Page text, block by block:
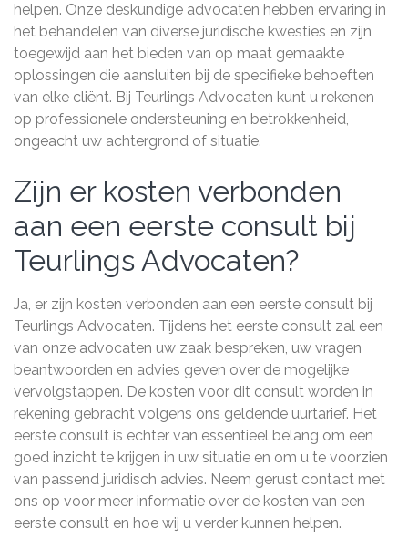
helpen. Onze deskundige advocaten hebben ervaring in
het behandelen van diverse juridische kwesties en zijn
toegewijd aan het bieden van op maat gemaakte
oplossingen die aansluiten bij de specifieke behoeften
van elke cliënt. Bij Teurlings Advocaten kunt u rekenen
op professionele ondersteuning en betrokkenheid,
ongeacht uw achtergrond of situatie.
Zijn er kosten verbonden
aan een eerste consult bij
Teurlings Advocaten?
Ja, er zijn kosten verbonden aan een eerste consult bij
Teurlings Advocaten. Tijdens het eerste consult zal een
van onze advocaten uw zaak bespreken, uw vragen
beantwoorden en advies geven over de mogelijke
vervolgstappen. De kosten voor dit consult worden in
rekening gebracht volgens ons geldende uurtarief. Het
eerste consult is echter van essentieel belang om een
goed inzicht te krijgen in uw situatie en om u te voorzien
van passend juridisch advies. Neem gerust contact met
ons op voor meer informatie over de kosten van een
eerste consult en hoe wij u verder kunnen helpen.